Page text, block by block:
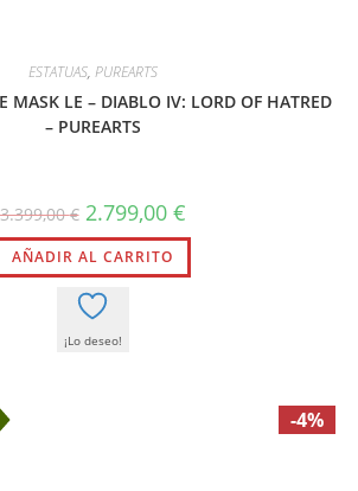
ESTATUAS, PUREARTS
MASK LE – DIABLO IV: LORD OF HATRED
– PUREARTS
3.399,00€ El
precio
original
era:
3.399,00 €.
2.799,00 €El
precio
actual
2.799,00 €.
AÑADIR AL CARRITO
¡Lo deseo!
-4%